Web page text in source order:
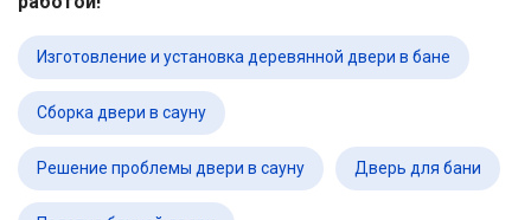
Изготовление и установка деревянной двери в бане
Сборка двери в сауну
Решение проблемы двери в сауну Дверь для бани